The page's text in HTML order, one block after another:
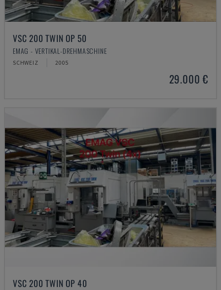
VSC 200 TWIN OP 50
EMAG - VERTIKAL-DREHMASCHINE
SCHWEIZ 2005
29.000 €
VSC 200 TWIN OP 40